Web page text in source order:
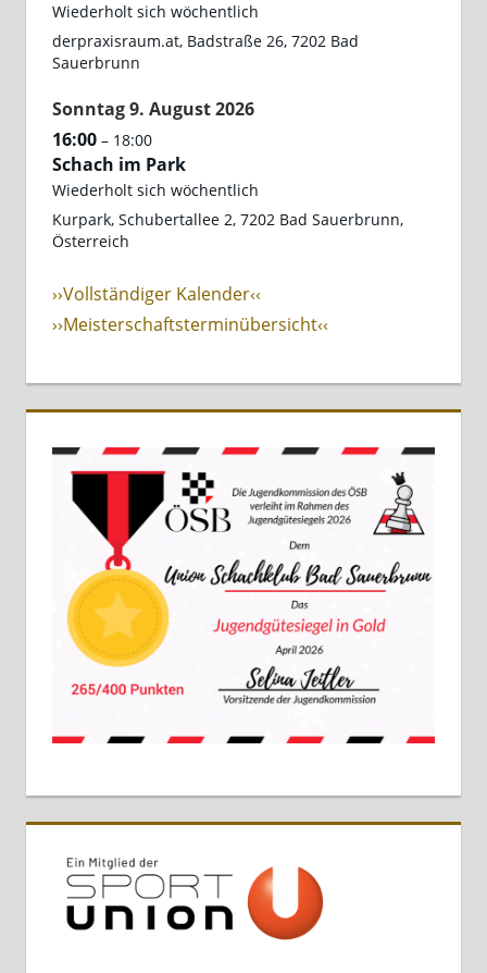
Wiederholt sich wöchentlich
derpraxisraum.at, Badstraße 26, 7202 Bad
Sauerbrunn
Sonntag9. August2026
16:00 – 18:00
Schach im Park
Wiederholt sich wöchentlich
Kurpark, Schubertallee 2, 7202 Bad Sauerbrunn,
Österreich
››Vollständiger Kalender‹‹
››Meisterschaftsterminübersicht‹‹